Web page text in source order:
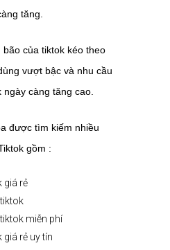
tăng.
của tiktok kéo theo
vượt bậc và nhu cầu
càng tăng cao.
được tìm kiếm nhiều
gồm :
giá rẻ
miễn phí
rẻ uy tín